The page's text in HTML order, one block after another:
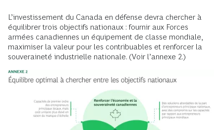
L’investissement du Canada en défense devra chercher à
équilibrer trois objectifs nationaux : fournir aux Forces
armées canadiennes un équipement de classe mondiale,
maximiser la valeur pour les contribuables et renforcer la
souveraineté industrielle nationale. (Voir l’annexe 2.)